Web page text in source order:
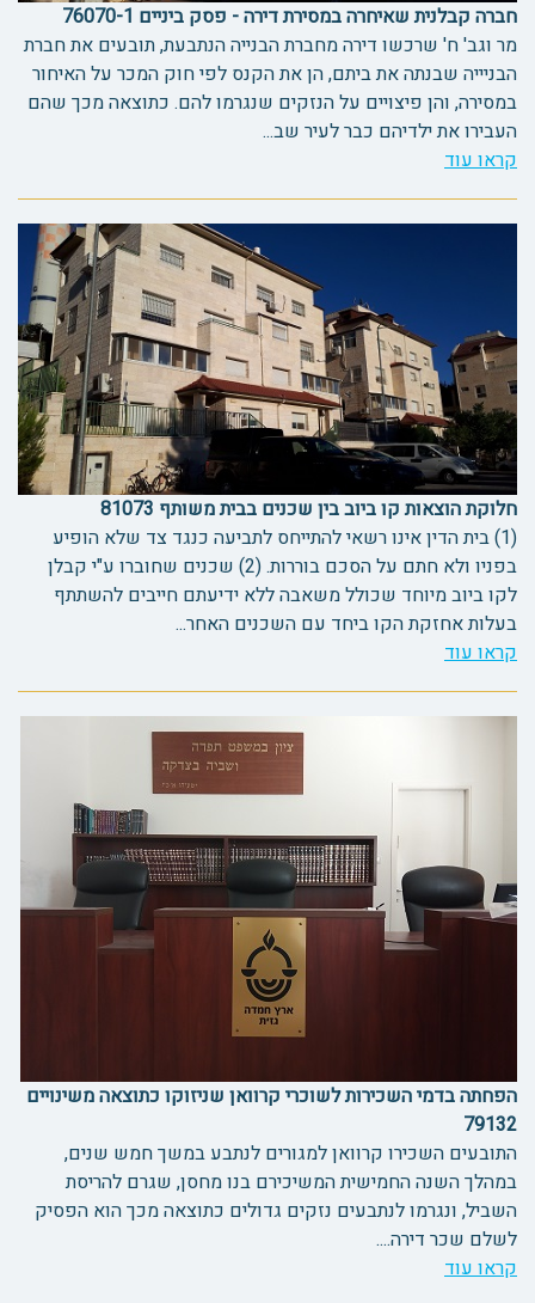
חברה קבלנית שאיחרה במסירת דירה - פסק ביניים 76070-1
מר וגב' ח' שרכשו דירה מחברת הבנייה הנתבעת, תובעים את חברת
הבניייה שבנתה את ביתם, הן את הקנס לפי חוק המכר על האיחור
במסירה, והן פיצויים על הנזקים שנגרמו להם. כתוצאה מכך שהם
העבירו את ילדיהם כבר לעיר שב...
קראו עוד
חלוקת הוצאות קו ביוב בין שכנים בבית משותף 81073
(1) בית הדין אינו רשאי להתייחס לתביעה כנגד צד שלא הופיע
בפניו ולא חתם על הסכם בוררות. (2) שכנים שחוברו ע"י קבלן
לקו ביוב מיוחד שכולל משאבה ללא ידיעתם חייבים להשתתף
בעלות אחזקת הקו ביחד עם השכנים האחר...
קראו עוד
הפחתה בדמי השכירות לשוכרי קרוואן שניזוקו כתוצאה משינויים
79132
התובעים השכירו קרוואן למגורים לנתבע במשך חמש שנים,
במהלך השנה החמישית המשיכירם בנו מחסן, שגרם להריסת
השביל, ונגרמו לנתבעים נזקים גדולים כתוצאה מכך הוא הפסיק
לשלם שכר דירה....
קראו עוד